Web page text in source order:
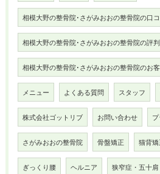
相模大野の整骨院･さがみおおの整骨院の口
相模大野の整骨院･さがみおおの整骨院の評判
相模大野の整骨院･さがみおおの整骨院のお
メニュー よくある質問 スタッフ
株式会社ゴットリブ お問い合わせ
さがみおおの整骨院 骨盤矯正 猫背矯
ぎっくり腰 ヘルニア 狭窄症・五十肩